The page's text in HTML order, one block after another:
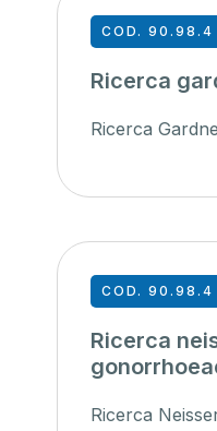
COD. 90.98.4
Ricerca
Ricerca
COD. 90.98.4
Ricerca
Ricerca